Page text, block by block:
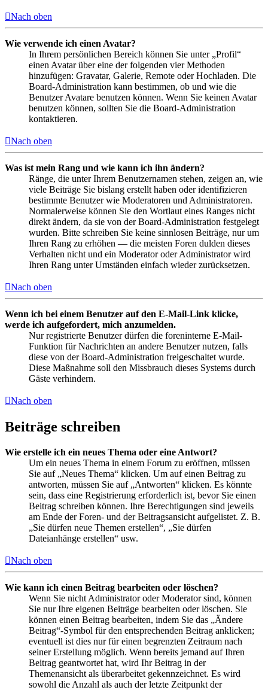
Nach oben
Wie verwende ich einen Avatar?
In Ihrem persönlichen Bereich können Sie unter „Profil“
einen Avatar über eine der folgenden vier Methoden
hinzufügen: Gravatar, Galerie, Remote oder Hochladen. Die
Board-Administration kann bestimmen, ob und wie die
Benutzer Avatare benutzen können. Wenn Sie keinen Avatar
benutzen können, sollten Sie die Board-Administration
kontaktieren.
Nach oben
Was ist mein Rang und wie kann ich ihn ändern?
Ränge, die unter Ihrem Benutzernamen stehen, zeigen an, wie
viele Beiträge Sie bislang erstellt haben oder identifizieren
bestimmte Benutzer wie Moderatoren und Administratoren.
Normalerweise können Sie den Wortlaut eines Ranges nicht
direkt ändern, da sie von der Board-Administration festgelegt
wurden. Bitte schreiben Sie keine sinnlosen Beiträge, nur um
Ihren Rang zu erhöhen — die meisten Foren dulden dieses
Verhalten nicht und ein Moderator oder Administrator wird
Ihren Rang unter Umständen einfach wieder zurücksetzen.
Nach oben
Wenn ich bei einem Benutzer auf den E-Mail-Link klicke,
werde ich aufgefordert, mich anzumelden.
Nur registrierte Benutzer dürfen die foreninterne E-Mail-
Funktion für Nachrichten an andere Benutzer nutzen, falls
diese von der Board-Administration freigeschaltet wurde.
Diese Maßnahme soll den Missbrauch dieses Systems durch
Gäste verhindern.
Nach oben
Beiträge schreiben
Wie erstelle ich ein neues Thema oder eine Antwort?
Um ein neues Thema in einem Forum zu eröffnen, müssen
Sie auf „Neues Thema“ klicken. Um auf einen Beitrag zu
antworten, müssen Sie auf „Antworten“ klicken. Es könnte
sein, dass eine Registrierung erforderlich ist, bevor Sie einen
Beitrag schreiben können. Ihre Berechtigungen sind jeweils
am Ende der Foren- und der Beitragsansicht aufgelistet. Z. B.
„Sie dürfen neue Themen erstellen“, „Sie dürfen
Dateianhänge erstellen“ usw.
Nach oben
Wie kann ich einen Beitrag bearbeiten oder löschen?
Wenn Sie nicht Administrator oder Moderator sind, können
Sie nur Ihre eigenen Beiträge bearbeiten oder löschen. Sie
können einen Beitrag bearbeiten, indem Sie das „Ändere
Beitrag“-Symbol für den entsprechenden Beitrag anklicken;
eventuell ist dies nur für einen begrenzten Zeitraum nach
seiner Erstellung möglich. Wenn bereits jemand auf Ihren
Beitrag geantwortet hat, wird Ihr Beitrag in der
Themenansicht als überarbeitet gekennzeichnet. Es wird
sowohl die Anzahl als auch der letzte Zeitpunkt der